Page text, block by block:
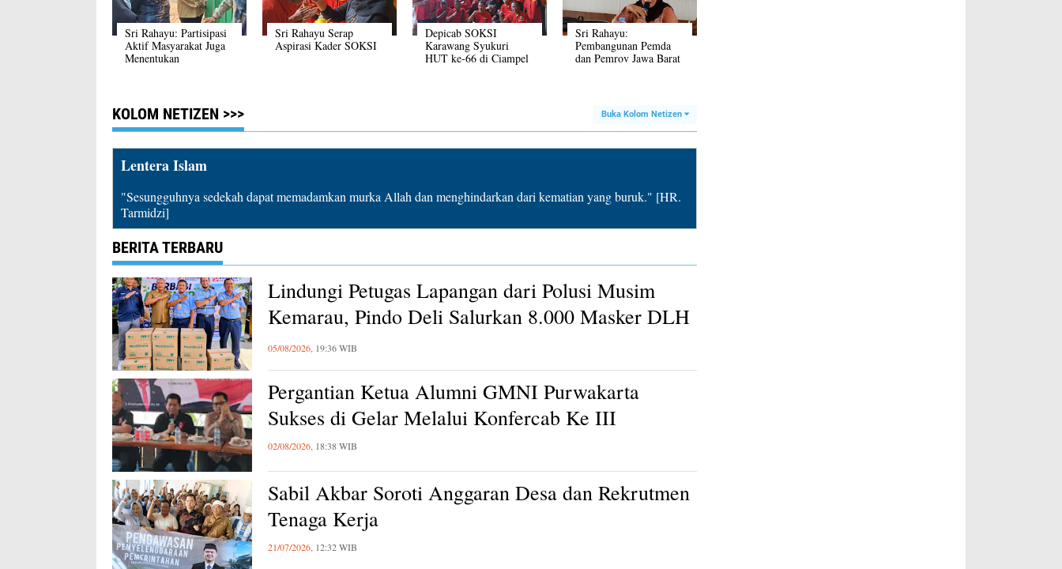
Sri Rahayu: Partisipasi
Aktif Masyarakat Juga
Menentukan
Sri Rahayu Serap
Aspirasi Kader SOKSI
Depicab SOKSI
Karawang Syukuri
HUT ke‑66 di Ciampel
Sri Rahayu:
Pembangunan Pemda
dan Pemrov Jawa Barat
KOLOM NETIZEN >>> Buka Kolom Netizen
Lentera Islam
"Sesungguhnya sedekah dapat memadamkan murka Allah dan menghindarkan dari kematian yang buruk." [HR.
Tarmidzi]
BERITA TERBARU
Lindungi Petugas Lapangan dari Polusi Musim
Kemarau, Pindo Deli Salurkan 8.000 Masker DLH
Karawang
05/08/2026, 19:36 WIB
Pergantian Ketua Alumni GMNI Purwakarta
Sukses di Gelar Melalui Konfercab Ke III
02/08/2026, 18:38 WIB
Sabil Akbar Soroti Anggaran Desa dan Rekrutmen
Tenaga Kerja
21/07/2026, 12:32 WIB